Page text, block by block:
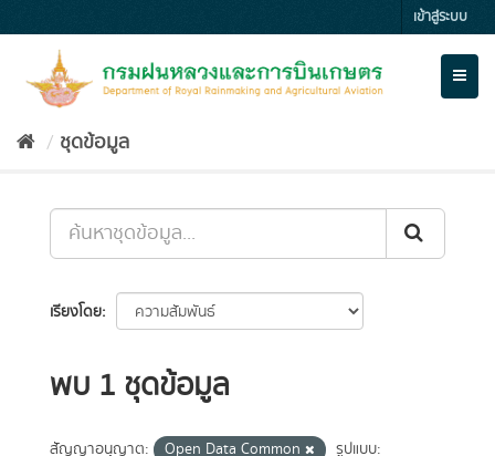
to
เข้าสู่ระบบ
ชุดข้อมูล
เรียงโดย
พบ 1 ชุดข้อมูล
สัญญาอนุญาต: Open Data Common
รูปแบบ: